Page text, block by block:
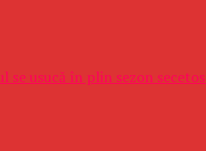
usucă în plin sezon